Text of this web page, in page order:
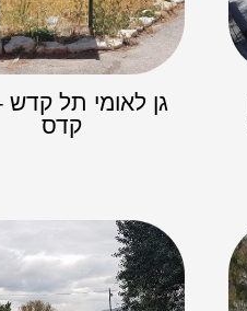
גן לאומי תל
קדס